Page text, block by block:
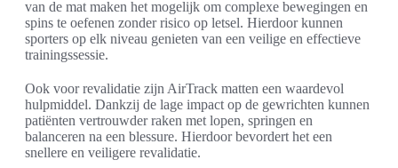
van de mat maken het mogelijk om complexe bewegingen en
spins te oefenen zonder risico op letsel. Hierdoor kunnen
sporters op elk niveau genieten van een veilige en effectieve
trainingssessie.
Ook voor revalidatie zijn AirTrack matten een waardevol
hulpmiddel. Dankzij de lage impact op de gewrichten kunnen
patiënten vertrouwder raken met lopen, springen en
balanceren na een blessure. Hierdoor bevordert het een
snellere en veiligere revalidatie.